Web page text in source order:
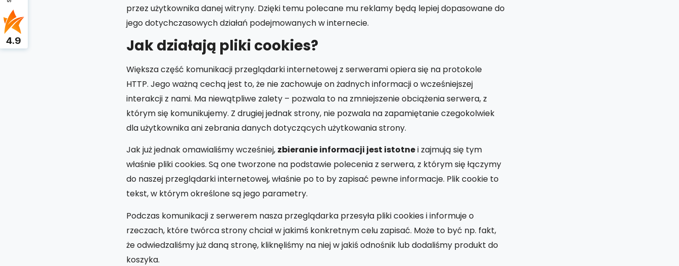
4.9
przez użytkownika danej witryny. Dzięki temu polecane mu reklamy będą lepiej dopasowane do
jego dotychczasowych działań podejmowanych w internecie.
Jak działają pliki cookies?
Większa część komunikacji przeglądarki internetowej z serwerami opiera się na protokole
HTTP. Jego ważną cechą jest to, że nie zachowuje on żadnych informacji o wcześniejszej
interakcji z nami. Ma niewątpliwe zalety – pozwala to na zmniejszenie obciążenia serwera, z
którym się komunikujemy. Z drugiej jednak strony, nie pozwala na zapamiętanie czegokolwiek
dla użytkownika ani zebrania danych dotyczących użytkowania strony.
Jak już jednak omawialiśmy wcześniej, zbieranie informacji jest istotnei zajmują się tym
właśnie pliki cookies. Są one tworzone na podstawie polecenia z serwera, z którym się łączymy
do naszej przeglądarki internetowej, właśnie po to by zapisać pewne informacje. Plik cookie to
tekst, w którym określone są jego parametry.
Podczas komunikacji z serwerem nasza przeglądarka przesyła pliki cookies i informuje o
rzeczach, które twórca strony chciał w jakimś konkretnym celu zapisać. Może to być np. fakt,
że odwiedzaliśmy już daną stronę, kliknęliśmy na niej w jakiś odnośnik lub dodaliśmy produkt do
koszyka.